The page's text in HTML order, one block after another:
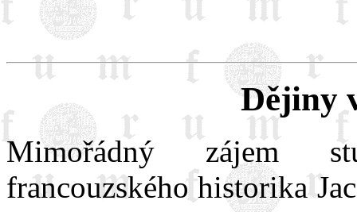
Dějiny
Mimořádný zájem
francouzského historika